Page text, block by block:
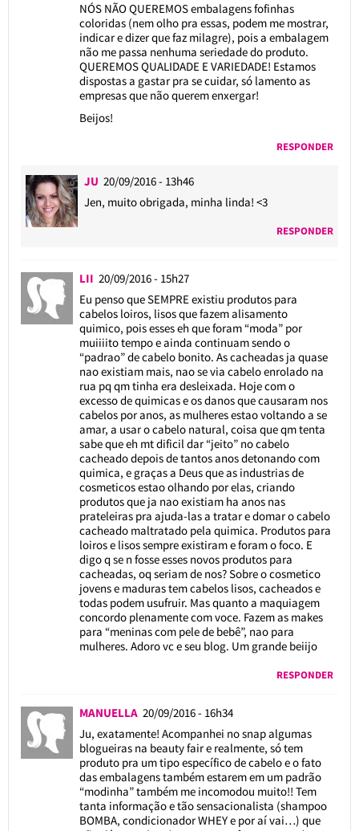
NÓS NÃO QUEREMOS embalagens fofinhas
coloridas (nem olho pra essas, podem me mostrar,
indicar e dizer que faz milagre), pois a embalagem
não me passa nenhuma seriedade do produto.
QUEREMOS QUALIDADE E VARIEDADE! Estamos
dispostas a gastar pra se cuidar, só lamento as
empresas que não querem enxergar!
Beijos!
RESPONDER
JU 20/09/2016 - 13h46
Jen, muito obrigada, minha linda! <3
RESPONDER
LII 20/09/2016 - 15h27
Eu penso que SEMPRE existiu produtos para
cabelos loiros, lisos que fazem alisamento
quimico, pois esses eh que foram “moda” por
muiiiito tempo e ainda continuam sendo o
“padrao” de cabelo bonito. As cacheadas ja quase
nao existiam mais, nao se via cabelo enrolado na
rua pq qm tinha era desleixada. Hoje com o
excesso de quimicas e os danos que causaram nos
cabelos por anos, as mulheres estao voltando a se
amar, a usar o cabelo natural, coisa que qm tenta
sabe que eh mt dificil dar “jeito” no cabelo
cacheado depois de tantos anos detonando com
quimica, e graças a Deus que as industrias de
cosmeticos estao olhando por elas, criando
produtos que ja nao existiam ha anos nas
prateleiras pra ajuda-las a tratar e domar o cabelo
cacheado maltratado pela quimica. Produtos para
loiros e lisos sempre existiram e foram o foco. E
digo q se n fosse esses novos produtos para
cacheadas, oq seriam de nos? Sobre o cosmetico
jovens e maduras tem cabelos lisos, cacheados e
todas podem usufruir. Mas quanto a maquiagem
concordo plenamente com voce. Fazem as makes
para “meninas com pele de bebê”, nao para
mulheres. Adoro vc e seu blog. Um grande beiijo
RESPONDER
MANUELLA 20/09/2016 - 16h34
Ju, exatamente! Acompanhei no snap algumas
blogueiras na beauty fair e realmente, só tem
produto pra um tipo específico de cabelo e o fato
das embalagens também estarem em um padrão
“modinha” também me incomodou muito!! Tem
tanta informação e tão sensacionalista (shampoo
BOMBA, condicionador WHEY e por aí vai…) que